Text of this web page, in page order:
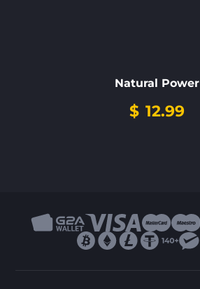
Natural Power
$ 12.99